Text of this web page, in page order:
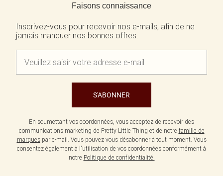
Faisons connaissance
Inscrivez-vous pour recevoir nos e-mails, afin de ne
jamais manquer nos bonnes offres.
S'ABONNER
En soumettant vos coordonnées, vous acceptez de recevoir des
communications marketing de Pretty Little Thing et de notre famille de
marquespar e-mail. Vous pouvez vous désabonner à tout moment. Vous
consentez également à l'utilisation de vos coordonnées conformément à
notre Politique de confidentialité.